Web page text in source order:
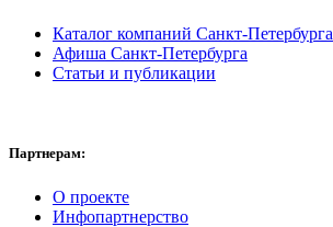
Каталог компаний Санкт-Петербурга
Афиша Санкт-Петербурга
Статьи и публикации
Партнерам:
О проекте
Инфопартнерство